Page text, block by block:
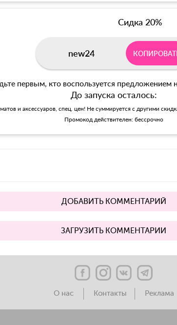
Сидка 20%
new24
первым, кто воспользуется предложением
До запуска осталось:
и аксессуаров, спец. цен! Не суммируется с другими
Промокод действителен: бессрочно
ДОБАВИТЬ КОММЕНТАРИЙ
ЗАГРУЗИТЬ КОММЕНТАРИИ
О нас Контакты Реклама